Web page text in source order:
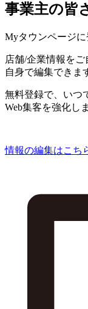
事業主の皆
Myタウンページに
店舗/企業情報を
自身で編集できま
無料登録で、いつ
Web集客を強化し
情報の編集はこち